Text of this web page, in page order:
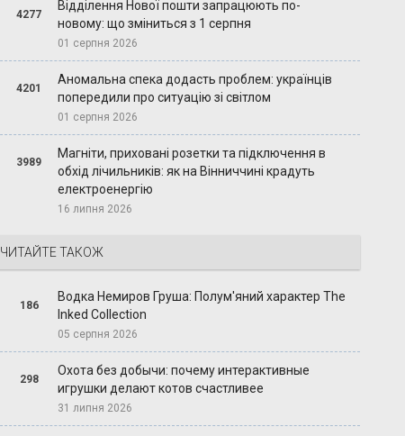
4277
Відділення Нової пошти запрацюють по-
новому: що зміниться з 1 серпня
01 серпня 2026
4201
Аномальна спека додасть проблем: українців
попередили про ситуацію зі світлом
01 серпня 2026
3989
Магніти, приховані розетки та підключення в
обхід лічильників: як на Вінниччині крадуть
електроенергію
16 липня 2026
ЧИТАЙТЕ ТАКОЖ
186
Водка Немиров Груша: Полум'яний характер The
Inked Collection
05 серпня 2026
298
Охота без добычи: почему интерактивные
игрушки делают котов счастливее
31 липня 2026